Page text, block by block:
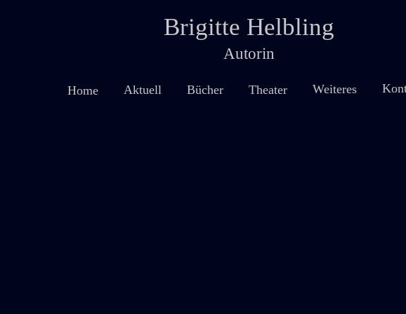
Brigitte Helbling
Autorin
Home Aktuell Bücher Theater Weiteres